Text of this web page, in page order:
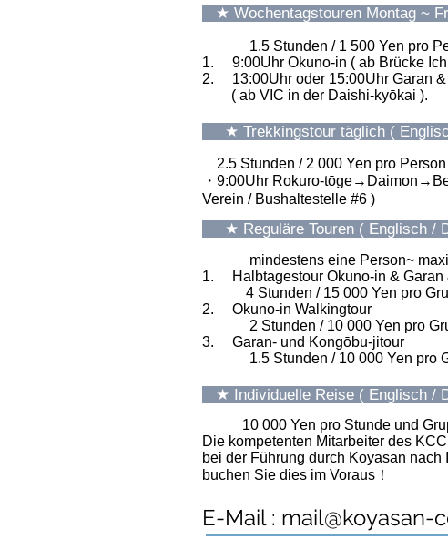
★ Wochentagstouren Montag ~
1.5 Stunden / 1 500 Yen pro
1. 9:00Uhr Okuno-in ( ab Brücke
2. 13:00Uhr oder 15:00Uhr Garan &
( ab VIC in der Daishi-kyōkai ).
★ Trekkingstour täglich (
2.5 Stunden / 2 000 Yen pro
・9:00Uhr Rokuro-
Verein / Bushaltestelle #6 )
★ Reguläre Touren ( Englisch /
mindestens eine Person~
1. Halbtagestour Okuno-in & Garan
4 Stunden / 15 000 Yen pro
2. Okuno-in Walkingtour
2 Stunden / 10 000 Yen pro
3. Garan- und Kongōbu-jitour
1.5 Stunden / 10 000 Yen pro
★ Individuelle Reise ( Englisch /
10 000 Yen pro Stunde und
Die kompetenten Mitarbeiter des
bei der Führung durch Koyasan
buchen Sie dies im Voraus！
E-Mail : mail@koyasan-